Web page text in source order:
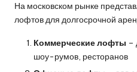
На московском рынке
лофтов для долгосрочной
Коммерческие лофты –
шоу-румов, ресторанов